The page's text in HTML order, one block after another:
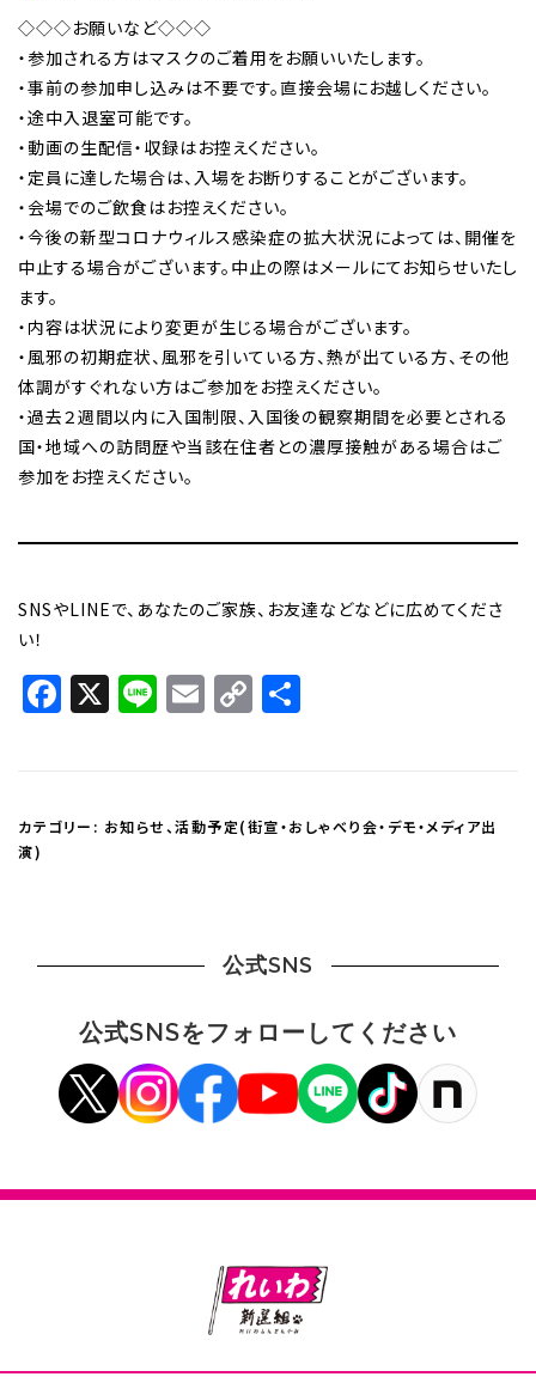
◇◇◇お願いなど◇◇◇
・参加される方はマスクのご着用をお願いいたします。
・事前の参加申し込みは不要です。直接会場にお越しください。
・途中入退室可能です。
・動画の生配信・収録はお控えください。
・定員に達した場合は、入場をお断りすることがございます。
・会場でのご飲食はお控えください。
・今後の新型コロナウィルス感染症の拡大状況によっては、開催を
中止する場合がございます。中止の際はメールにてお知らせいたし
ます。
・内容は状況により変更が生じる場合がございます。
・風邪の初期症状、風邪を引いている方、熱が出ている方、その他
体調がすぐれない方はご参加をお控えください。
・過去２週間以内に入国制限、入国後の観察期間を必要とされる
国・地域への訪問歴や当該在住者との濃厚接触がある場合はご
参加をお控えください。
SNSやLINEで、あなたのご家族、お友達などなどに広めてくださ
い！
Facebook
X LineEmail
Copy
カテゴリー: お知らせ、活動予定(街宣・おしゃべり会・デモ・メディア出
演)
公式SNS
公式SNSをフォローしてください